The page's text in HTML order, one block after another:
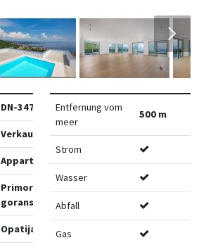
DN-34713
Verkauf
Appartements
Primorsko-
goranska
Opatija
Entfernung vom
meer
500 m
Strom
Wasser
Abfall
Gas